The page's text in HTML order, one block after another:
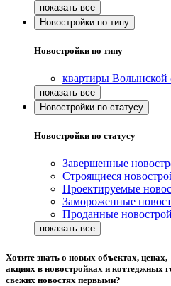
Новостройки по типу
Новостройки по типу
квартиры Волынской
Новостройки по статусу
Новостройки по статусу
Завершенные
Строящиеся
Проектируемые
Замороженные
Проданные
Хотите знать о новых объектах, ценах,
акциях в новостройках и коттеджных
свежих новостях первыми?